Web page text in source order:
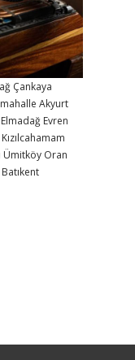
Çankaya
Akyurt
Elmadağ Evren
Kızılcahamam
Ümitköy Oran
Batıkent